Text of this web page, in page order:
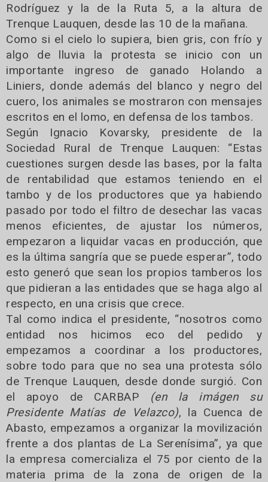
Rodríguez y la de la Ruta 5, a la altura de
Trenque Lauquen, desde las 10 de la mañana.
Como si el cielo lo supiera, bien gris, con frío y
algo de lluvia la protesta se inicio con un
importante ingreso de ganado Holando a
Liniers, donde además del blanco y negro del
cuero, los animales se mostraron con mensajes
escritos en el lomo, en defensa de los tambos.
Según Ignacio Kovarsky, presidente de la
Sociedad Rural de Trenque Lauquen: “Estas
cuestiones surgen desde las bases, por la falta
de rentabilidad que estamos teniendo en el
tambo y de los productores que ya habiendo
pasado por todo el filtro de desechar las vacas
menos eficientes, de ajustar los números,
empezaron a liquidar vacas en producción, que
es la última sangría que se puede esperar”, todo
esto generó que sean los propios tamberos los
que pidieran a las entidades que se haga algo al
respecto, en una crisis que crece.
Tal como indica el presidente, “nosotros como
entidad nos hicimos eco del pedido y
empezamos a coordinar a los productores,
sobre todo para que no sea una protesta sólo
de Trenque Lauquen, desde donde surgió. Con
el apoyo de CARBAP (en la imágen su
Presidente Matías de Velazco), la Cuenca de
Abasto, empezamos a organizar la movilización
frente a dos plantas de La Serenísima”, ya que
la empresa comercializa el 75 por ciento de la
materia prima de la zona de origen de la